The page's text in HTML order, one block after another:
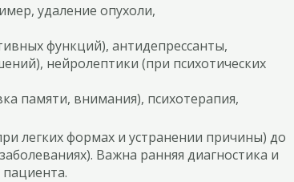
удаление опухоли,
функций), антидепрессанты,
нейролептики (при психотических
памяти, внимания), психотерапия,
легких формах и устранении причины) до
Важна ранняя диагностика и